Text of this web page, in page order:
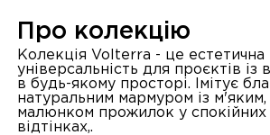
Про колекцію
Колекція Volterra - це естетична
універсальність для проєктів із
в будь-якому просторі. Імітує
натуральним мармуром із
малюнком прожилок у
відтінках,.